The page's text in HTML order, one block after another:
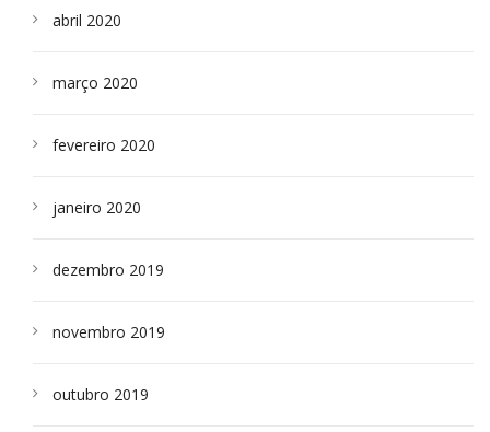
abril 2020
março 2020
fevereiro 2020
janeiro 2020
dezembro 2019
novembro 2019
outubro 2019